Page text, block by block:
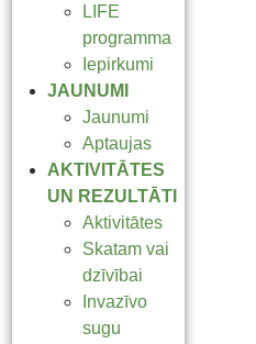
LIFE
programma
Iepirkumi
JAUNUMI
Jaunumi
Aptaujas
AKTIVITĀTES
UN REZULTĀTI
Aktivitātes
Skatam vai
dzīvībai
Invazīvo
sugu